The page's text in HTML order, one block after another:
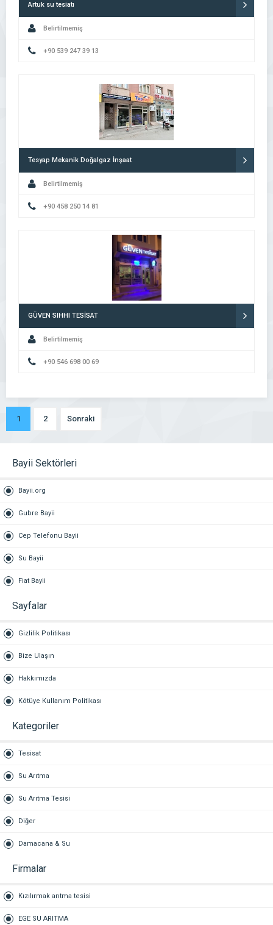
Artuk su tesiatı
Belirtilmemiş
+90 539 247 39 13
Tesyap Mekanik Doğalgaz İnşaat
Belirtilmemiş
+90 458 250 14 81
GÜVEN SIHHI TESİSAT
Belirtilmemiş
+90 546 698 00 69
1 2 Sonraki
Bayii Sektörleri
Bayii.org
Gubre Bayii
Cep Telefonu Bayii
Su Bayii
Fiat Bayii
Sayfalar
Gizlilik Politikası
Bize Ulaşın
Hakkımızda
Kötüye Kullanım Politikası
Kategoriler
Tesisat
Su Arıtma
Su Arıtma Tesisi
Diğer
Damacana & Su
Firmalar
Kızılırmak arıtma tesisi
EGE SU ARITMA